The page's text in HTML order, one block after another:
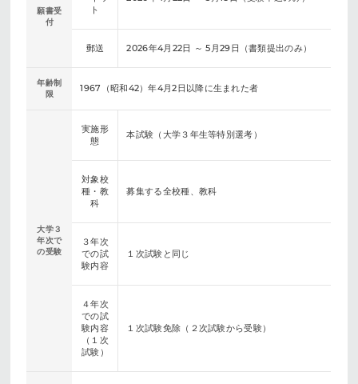
願書受
付
ト
郵送 2026年4月22日 ～ 5月29日（書類提出のみ）
年齢制
限
1967（昭和42）年4月2日以降に生まれた者
大学３
年次で
の受験
実施形
態
本試験（大学３年生等特別選考）
対象校
種・教
科
募集する全校種、教科
３年次
での試
験内容
１次試験と同じ
４年次
での試
験内容
（１次
試験）
１次試験免除（２次試験から受験）